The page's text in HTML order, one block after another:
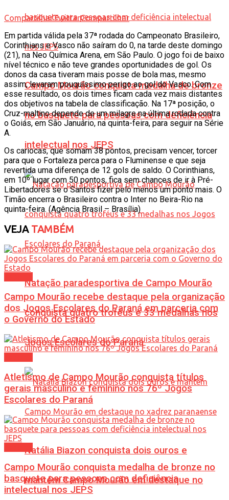
Campo Mourão conquista medalha de bronze
no basquete para pessoas com deficiência
intelectual nos JEPS
Natação paradesportiva de Campo Mourão
conquista quatro troféus e 33 medalhas nos
Jogos Escolares do Paraná
Natália Biazon conquista dois ouros e
mantém Campo Mourão em destaque no
CompartilharTwittarCompartilhar
Em partida válida pela 37ª rodada do Campeonato Brasileiro,
Corinthians e Vasco não saíram do 0, na tarde deste domingo
(21), na Neo Química Arena, em São Paulo. O jogo foi de baixo
nível técnico e não teve grandes oportunidades de gol. Os
donos da casa tiveram mais posse de bola mas, mesmo
assim, levaram pouquíssimo perigo ao gol do Vasco. Com
esse resultado, os dois times ficam cada vez mais distantes
dos objetivos na tabela de classificação. Na 17ª posição, o
Cruz-maltino depende de um milagre na última rodada contra
o Goiás, em São Januário, na quinta-feira, para seguir na Série
A.
Os cariocas, que somam 38 pontos, precisam vencer, torcer
para que o Fortaleza perca para o Fluminense e que seja
revertida uma diferença de 12 gols de saldo. O Corinthians,
em 10º lugar com 50 pontos, fica sem chances de ir à Pré-
Libertadores se o Santos fizer pelo menos um ponto mais. O
Timão encerra o Brasileiro contra o Inter no Beira-Rio na
quinta-feira. (Agência Brasil – Brasília)
VEJATAMBÉM
Campo Mourão recebe destaque pela organização
dos Jogos Escolares do Paraná em parceria com
o Governo do Estado
Atletismo de Campo Mourão conquista títulos
gerais masculino e feminino nos 76º Jogos
Escolares do Paraná
Campo Mourão conquista medalha de bronze no
basquete para pessoas com deficiência
intelectual nos JEPS